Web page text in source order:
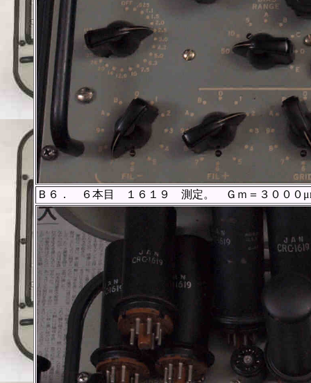
Ｂ６． ６本目 １６１９ 測定。 Ｇｍ＝３０００